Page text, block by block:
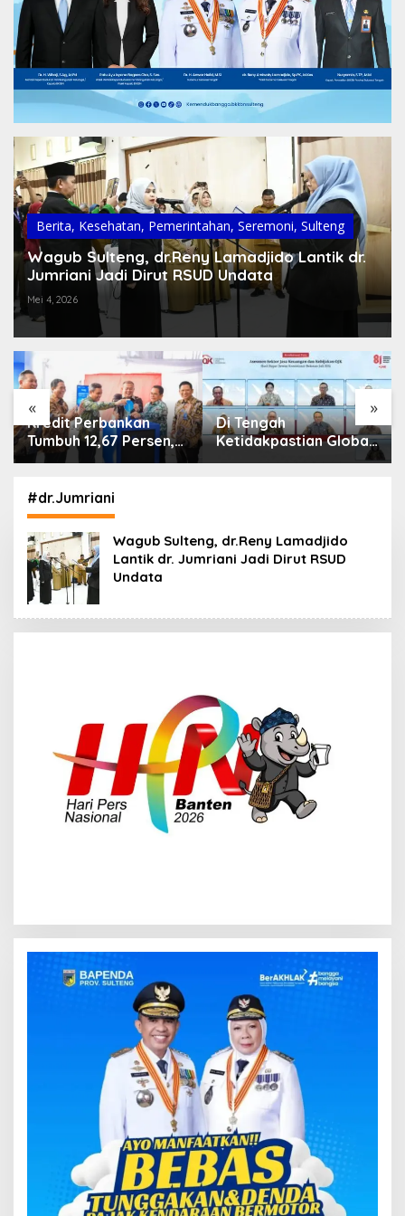
Berita, Kesehatan, Pemerintahan, Seremoni, Sulteng
Wagub Sulteng, dr.Reny Lamadjido Lantik dr.
Jumriani Jadi Dirut RSUD Undata
Mei 4, 2026
« »
Di Tengah
Ketidakpastian Global,
OJK Pastikan
Keuangan Tetap
Terjaga
IHSG Menguat, Jumlah
Investor Pasar Modal
Tembus 30 Juta per
#dr.Jumriani
Wagub Sulteng, dr.Reny Lamadjido
Lantik dr. Jumriani Jadi Dirut RSUD
Undata